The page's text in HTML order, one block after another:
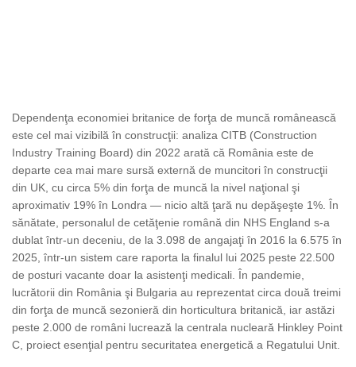
Dependenţa economiei britanice de forţa de muncă românească
este cel mai vizibilă în construcţii: analiza CITB (Construction
Industry Training Board) din 2022 arată că România este de
departe cea mai mare sursă externă de muncitori în construcţii
din UK, cu circa 5% din forţa de muncă la nivel naţional şi
aproximativ 19% în Londra — nicio altă ţară nu depăşeşte 1%. În
sănătate, personalul de cetăţenie română din NHS England s-a
dublat într-un deceniu, de la 3.098 de angajaţi în 2016 la 6.575 în
2025, într-un sistem care raporta la finalul lui 2025 peste 22.500
de posturi vacante doar la asistenţi medicali. În pandemie,
lucrătorii din România şi Bulgaria au reprezentat circa două treimi
din forţa de muncă sezonieră din horticultura britanică, iar astăzi
peste 2.000 de români lucrează la centrala nucleară Hinkley Point
C, proiect esenţial pentru securitatea energetică a Regatului Unit.